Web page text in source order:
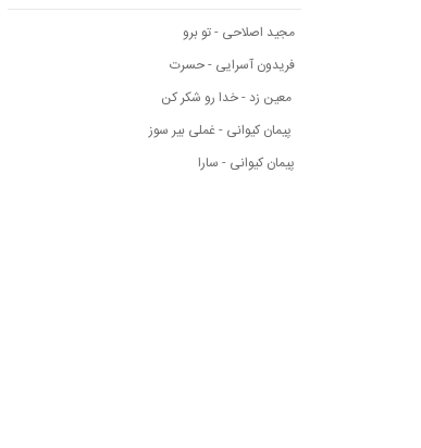
مجید اصلاحی - تو برو
فریدون آسرایی - حسرت
معین زد - خدا رو شکر کن
پیمان کیوانی - غملی بیر سوز
پیمان کیوانی - سارا